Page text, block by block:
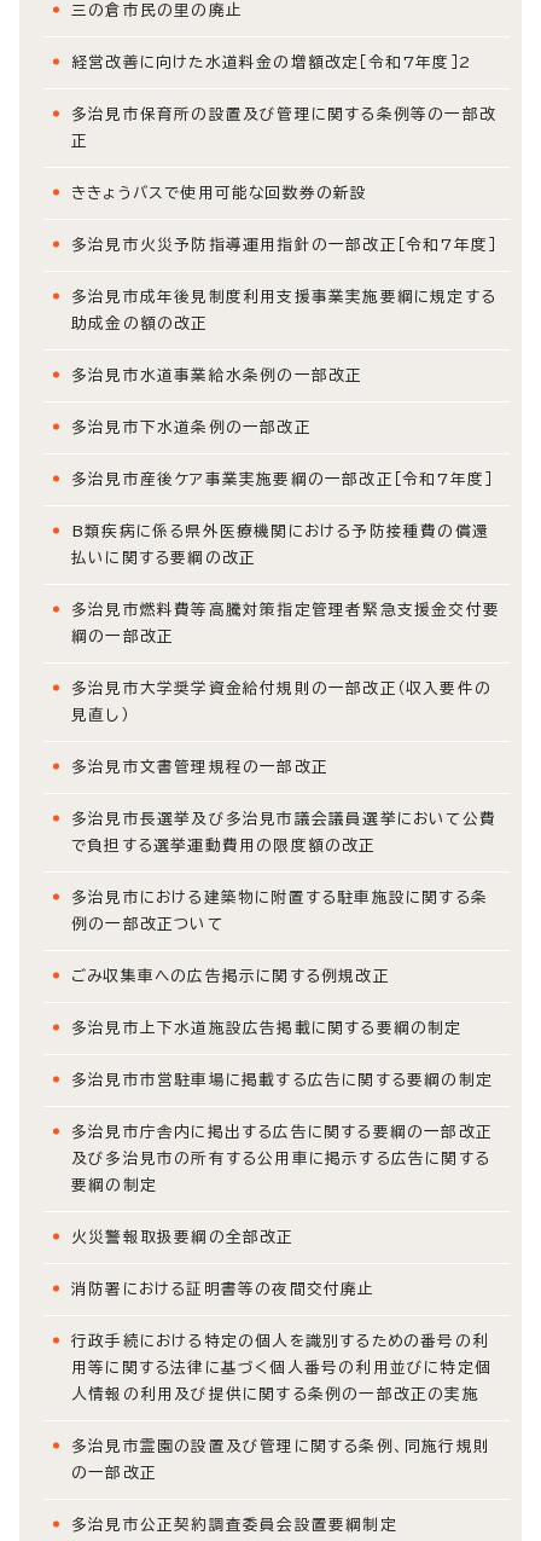
三の倉市民の里の廃止
経営改善に向けた水道料金の増額改定［令和7年度］2
多治見市保育所の設置及び管理に関する条例等の一部改
正
ききょうバスで使用可能な回数券の新設
多治見市火災予防指導運用指針の一部改正［令和7年度］
多治見市成年後見制度利用支援事業実施要綱に規定する
助成金の額の改正
多治見市水道事業給水条例の一部改正
多治見市下水道条例の一部改正
多治見市産後ケア事業実施要綱の一部改正［令和7年度］
B類疾病に係る県外医療機関における予防接種費の償還
払いに関する要綱の改正
多治見市燃料費等高騰対策指定管理者緊急支援金交付要
綱の一部改正
多治見市大学奨学資金給付規則の一部改正（収入要件の
見直し）
多治見市文書管理規程の一部改正
多治見市長選挙及び多治見市議会議員選挙において公費
で負担する選挙運動費用の限度額の改正
多治見市における建築物に附置する駐車施設に関する条
例の一部改正ついて
ごみ収集車への広告掲示に関する例規改正
多治見市上下水道施設広告掲載に関する要綱の制定
多治見市市営駐車場に掲載する広告に関する要綱の制定
多治見市庁舎内に掲出する広告に関する要綱の一部改正
及び多治見市の所有する公用車に掲示する広告に関する
要綱の制定
火災警報取扱要綱の全部改正
消防署における証明書等の夜間交付廃止
行政手続における特定の個人を識別するための番号の利
用等に関する法律に基づく個人番号の利用並びに特定個
人情報の利用及び提供に関する条例の一部改正の実施
多治見市霊園の設置及び管理に関する条例、同施行規則
の一部改正
多治見市公正契約調査委員会設置要綱制定